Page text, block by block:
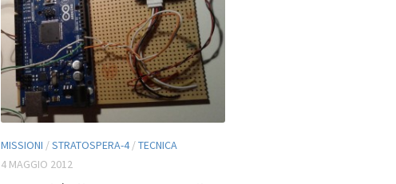
MISSIONI /STRATOSPERA-4/TECNICA
4 MAGGIO 2012